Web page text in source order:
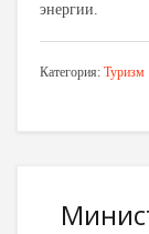
энергии.
Категория: Туризм